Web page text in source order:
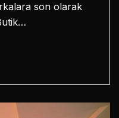
son olarak